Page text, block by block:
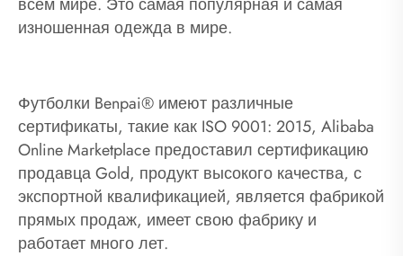
изношенная одежда в мире.
Футболки Benpai® имеют различные
сертификаты, такие как ISO 9001: 2015, Alibaba
Online Marketplace предоставил сертификацию
продавца Gold, продукт высокого качества, с
экспортной квалификацией, является фабрикой
прямых продаж, имеет свою фабрику и
работает много лет.